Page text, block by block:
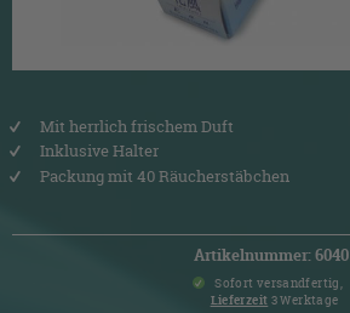
Mit herrlich frischem Duft
Inklusive Halter
Packung mit 40 Räucherstäbchen
Artikelnummer: 6040
Sofort versandfertig,
Lieferzeit 3 Werktage